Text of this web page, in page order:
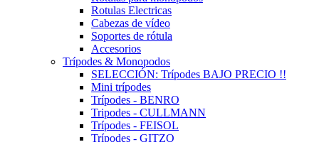
Rotulas Electricas
Cabezas de vídeo
Soportes de rótula
Accesorios
Trípodes & Monopodos
SELECCIÓN: Trípodes BAJO PRECIO !!
Mini trípodes
Trípodes - BENRO
Tripodes - CULLMANN
Trípodes - FEISOL
Trípodes - GITZO